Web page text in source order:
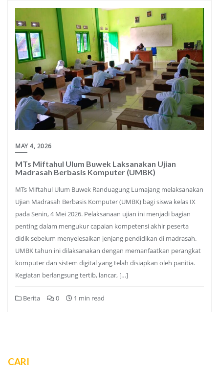
MAY 4, 2026
MTs Miftahul Ulum Buwek Laksanakan Ujian
Madrasah Berbasis Komputer (UMBK)
MTs Miftahul Ulum Buwek Randuagung Lumajang melaksanakan
Ujian Madrasah Berbasis Komputer (UMBK) bagi siswa kelas IX
pada Senin, 4 Mei 2026. Pelaksanaan ujian ini menjadi bagian
penting dalam mengukur capaian kompetensi akhir peserta
didik sebelum menyelesaikan jenjang pendidikan di madrasah.
UMBK tahun ini dilaksanakan dengan memanfaatkan perangkat
komputer dan sistem digital yang telah disiapkan oleh panitia.
Kegiatan berlangsung tertib, lancar, […]
Berita 0 1 min read
CARI